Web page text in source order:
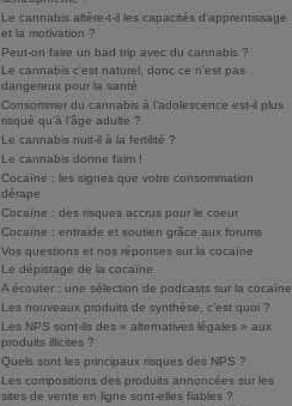
Le cannabis altère-t-il les capacités d'apprentissage
et la motivation ?
Peut-on faire un bad trip avec du cannabis ?
Le cannabis c'est naturel, donc ce n'est pas
dangereux pour la santé
Consommer du cannabis à l’adolescence est-il plus
risqué qu’à l’âge adulte ?
Le cannabis nuit-il à la fertilité ?
Le cannabis donne faim !
Cocaïne : les signes que votre consommation
dérape
Cocaïne : des risques accrus pour le coeur
Cocaïne : entraide et soutien grâce aux forums
Vos questions et nos réponses sur la cocaïne
Le dépistage de la cocaïne
A écouter : une sélection de podcasts sur la cocaïne
Les nouveaux produits de synthèse, c’est quoi ?
Les NPS sont-ils des « alternatives légales » aux
produits illicites ?
Quels sont les principaux risques des NPS ?
Les compositions des produits annoncées sur les
sites de vente en ligne sont-elles fiables ?